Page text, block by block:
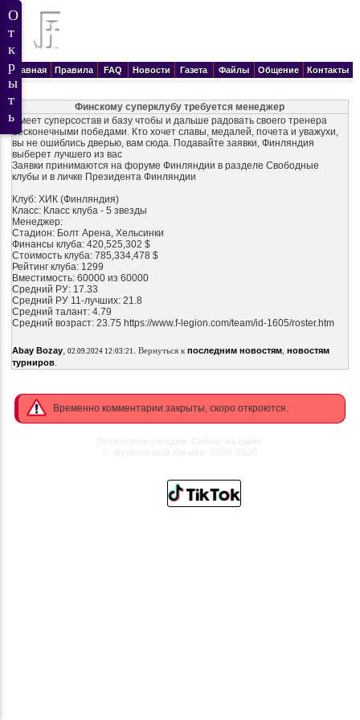
Главная Правила FAQ Новости Газета Файлы Общение Контакты
Финскому суперклубу требуется менеджер
Имеет суперсостав и базу чтобы и дальше радовать своего тренера
бесконечными победами. Кто хочет славы, медалей, почета и уважухи,
вы не ошиблись дверью, вам сюда. Подавайте заявки, Финляндия
выберет лучшего из вас
Заявки принимаются на форуме Финляндии в разделе Свободные
клубы и в личке Президента Финляндии
Клуб: ХИК (Финляндия)
Класс: Класс клуба - 5 звезды
Менеджер:
Стадион: Болт Арена, Хельсинки
Финансы клуба: 420,525,302 $
Стоимость клуба: 785,334,478 $
Рейтинг клуба: 1299
Вместимость: 60000 из 60000
Средний РУ: 17.33
Средний РУ 11-лучших: 21.8
Средний талант: 4.79
Средний возраст: 23.75 https://www.f-legion.com/team/id-1605/roster.htm
Abay Bozay, 02.09.2024 12:03:21 . Вернуться к последним новостям, новостям
турниров.
Временно комментарии закрыты, скоро откроются.